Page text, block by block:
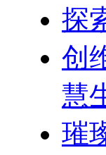
探
创
慧
璀